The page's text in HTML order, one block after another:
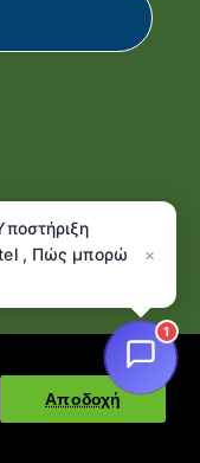
Αποδοχή
, Πώς μπορώ
×
1